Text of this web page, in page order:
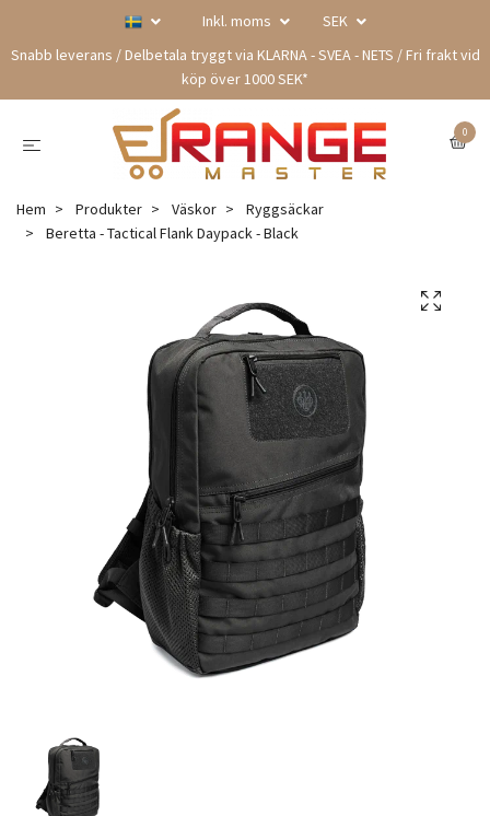
Inkl. moms
SEK
Snabb leverans / Delbetala tryggt via KLARNA - SVEA - NETS / Fri frakt vid
köp över 1000 SEK*
0
Hem Produkter Väskor
Ryggsäckar
Beretta - Tactical Flank Daypack - Black